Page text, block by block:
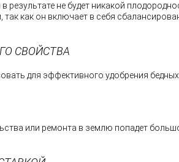
результате не будет никакой
как он включает в себя
СВОЙСТВА
для эффективного удобрения
или ремонта в землю попадет